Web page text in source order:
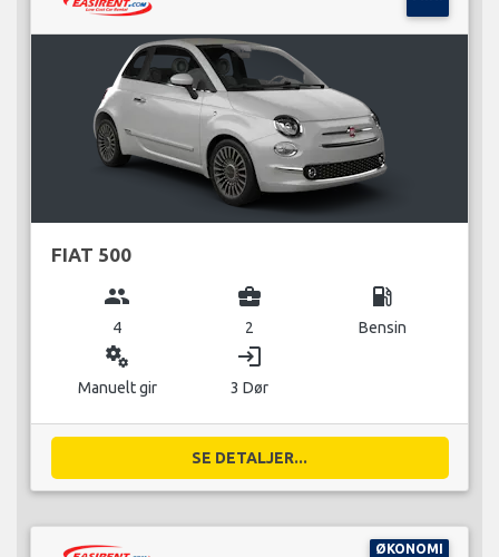
FIAT 500
group
4
business_center
2
local_gas_station
Bensin
miscellaneous_services
Manuelt gir
login
3 Dør
SE DETALJER...
ØKONOMI